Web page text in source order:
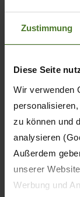
Zustimmung
Diese Seite
Wir verwenden
zu können und
analysieren
Außerdem
unserer
Werbung und
II 1290 (VC)
hohen
Ballendichte
langlebig
für Saison.
findet in
Bitte